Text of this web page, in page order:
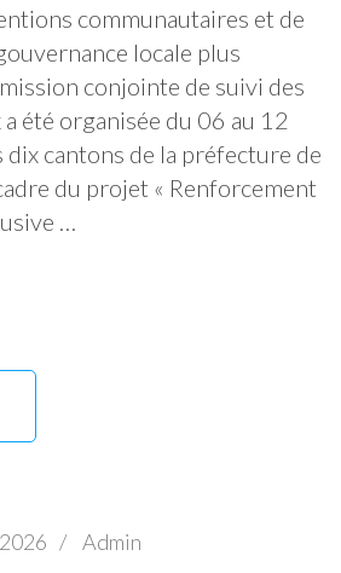
communautaires et de
locale plus
conjointe de suivi des
été organisée du 06 au 12
dix cantons de la préfecture de
du projet « Renforcement
…
/ Admin